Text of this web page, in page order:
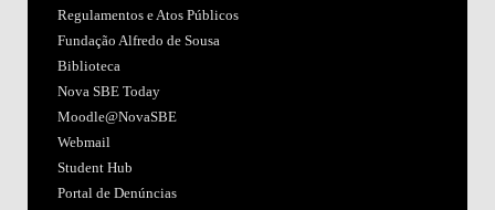
Regulamentos e Atos Públicos
Fundação Alfredo de Sousa
Biblioteca
Nova SBE Today
Moodle@NovaSBE
Webmail
Student Hub
Portal de Denúncias